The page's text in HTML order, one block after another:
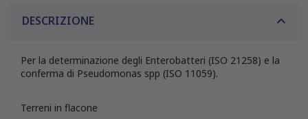
DESCRIZIONE
Per la determinazione degli Enterobatteri (ISO 21258) e la
conferma di Pseudomonas spp (ISO 11059).
Terreni in flacone